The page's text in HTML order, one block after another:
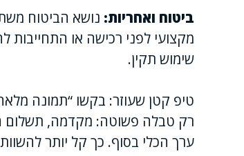
ביטוח ואחריות: נושא הביטוח
מקצועי לפני רכישה או
שימוש תקין.
טיפ קטן שעוזר: בקשו “תמונה
רק טבלה פשוטה: מקדמה, תשלום
ערך הכלי בסוף. כך קל יותר להשוות